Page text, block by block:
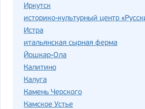
Иркутск
историко-культурный центр
Истра
итальянская сырная ферма
Йошкар-Ола
Калитино
Калуга
Камень Черского
Камское Устье